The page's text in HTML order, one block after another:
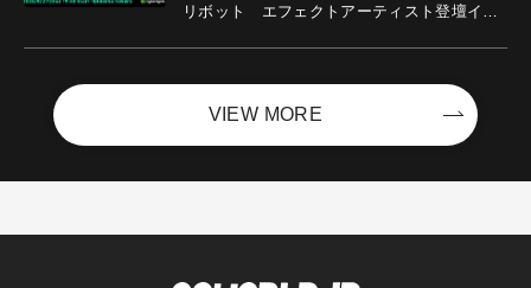
リボット エフェクトアーティスト登壇イベ
VIEW MORE